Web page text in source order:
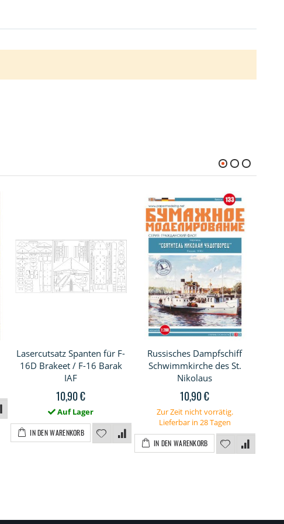
Lasercutsatz Spanten für F-
16D Brakeet / F-16 Barak
IAF
10,90 €
Auf Lager
IN DEN WARENKORB
Russisches Dampfschiff
Schwimmkirche des St.
Nikolaus
10,90 €
Zur Zeit nicht vorrätig.
Lieferbar in 28 Tagen
IN DEN WARENKORB